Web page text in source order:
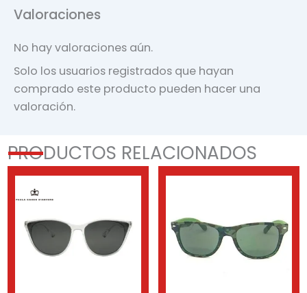
Valoraciones
No hay valoraciones aún.
Solo los usuarios registrados que hayan
comprado este producto pueden hacer una
valoración.
PRODUCTOS RELACIONADOS